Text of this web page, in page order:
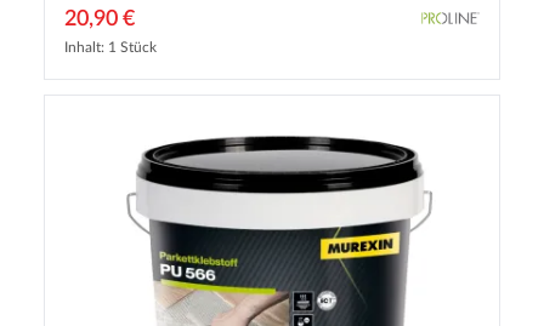
20,90 €
Inhalt: 1 Stück